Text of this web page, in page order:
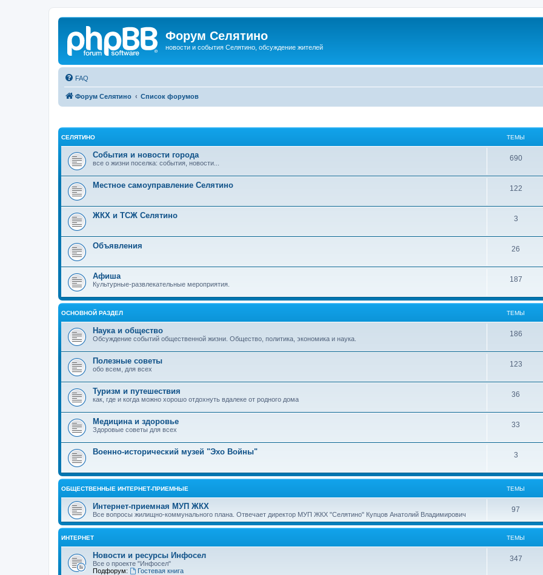
Форум Селятино
новости и события Селятино, обсуждение жителей
FAQ
Форум Селятино Список форумов
СЕЛЯТИНО ТЕМЫ
События и новости города
все о жизни поселка: события, новости...
690
Местное самоуправление Селятино 122
ЖКХ и ТСЖ Селятино 3
Объявления 26
Афиша
Культурные-развлекательные мероприятия.
187
ОСНОВНОЙ РАЗДЕЛ ТЕМЫ
Наука и общество
Обсуждение событий общественной жизни. Общество, политика, экономика и наука.
186
Полезные советы
обо всем, для всех
123
Туризм и путешествия
как, где и когда можно хорошо отдохнуть вдалеке от родного дома
36
Медицина и здоровье
Здоровые советы для всех
33
Военно-исторический музей "Эхо Войны" 3
ОБЩЕСТВЕННЫЕ ИНТЕРНЕТ-ПРИЕМНЫЕ ТЕМЫ
Интернет-приемная МУП ЖКХ
Все вопросы жилищно-коммунального плана. Отвечает директор МУП ЖКХ "Селятино" Купцов Анатолий Владимирович
97
ИНТЕРНЕТ ТЕМЫ
Новости и ресурсы Инфосел
Все о проекте "Инфосел"
Подфорум:
Гостевая книга
347